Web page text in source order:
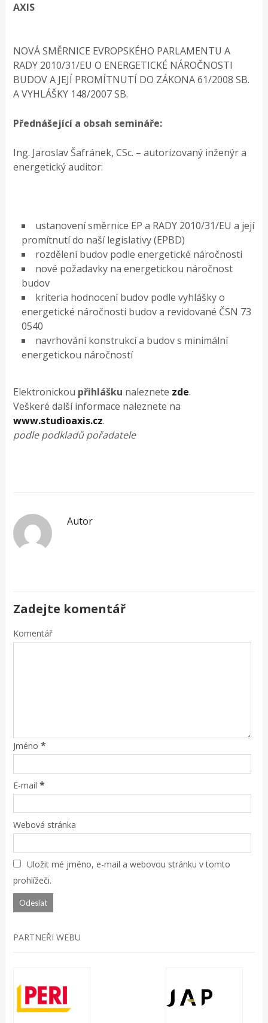
AXIS
NOVÁ SMĚRNICE EVROPSKÉHO PARLAMENTU A
RADY 2010/31/EU O ENERGETICKÉ NÁROČNOSTI
BUDOV A JEJÍ PROMÍTNUTÍ DO ZÁKONA 61/2008 SB.
A VYHLÁŠKY 148/2007 SB.
Přednášející a obsah semináře:
Ing. Jaroslav Šafránek, CSc. – autorizovaný inženýr a
energetický auditor:
ustanovení směrnice EP a RADY 2010/31/EU a její
promítnutí do naší legislativy (EPBD)
rozdělení budov podle energetické náročnosti
nové požadavky na energetickou náročnost
budov
kriteria hodnocení budov podle vyhlášky o
energetické náročnosti budov a revidované ČSN 73
0540
navrhování konstrukcí a budov s minimální
energetickou náročností
Elektronickou přihlášku naleznete zde.
Veškeré další informace naleznete na
www.studioaxis.cz.
podle podkladů pořadatele
Autor
Zadejte komentář
Komentář
Jméno *
E-mail *
Webová stránka
Uložit mé jméno, e-mail a webovou stránku v tomto
prohlížeči.
PARTNEŘI WEBU